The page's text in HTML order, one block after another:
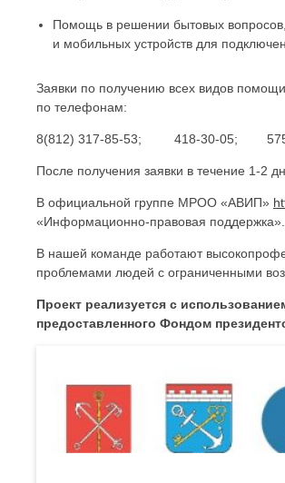
Помощь в решении бытовых вопросов,
и мобильных устройств для
Заявки по получению всех видов
по телефонам:
8(812) 317-85-53; 418-30-05; 575-
После получения заявки в течение 1-2
В официальной группе МРОО «АВИП»
«Информационно-правовая поддержка».
В нашей команде работают
проблемами людей с ограниченными
Проект реализуется с
предоставленного Фондом